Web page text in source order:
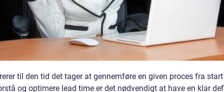
til den tid det tager at gennemføre en given proces fra
og optimere lead time er det nødvendigt at have en klar